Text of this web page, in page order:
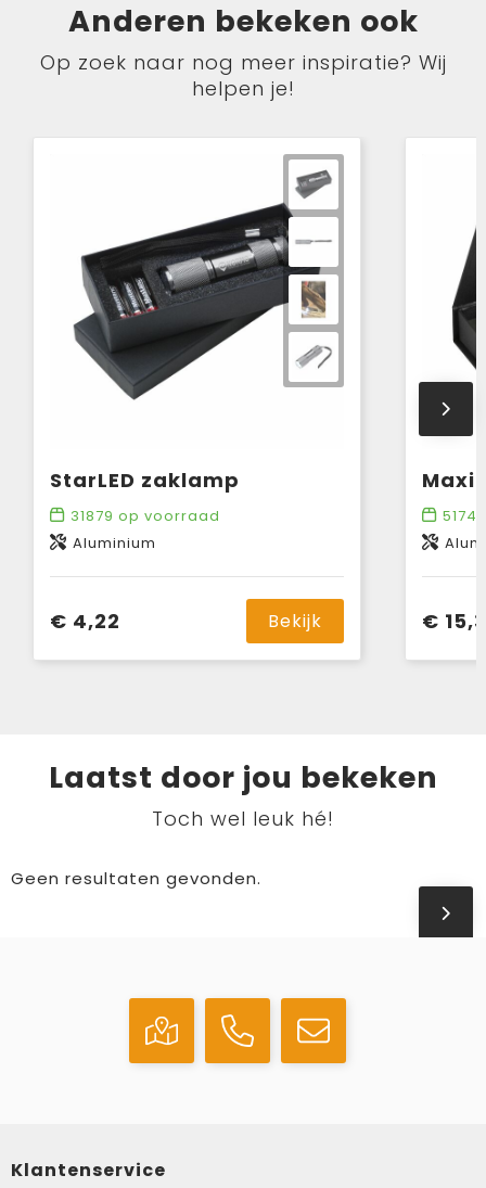
Anderen bekeken ook
Op zoek naar nog meer inspiratie? Wij
helpen je!
StarLED zaklamp
31879 op voorraad
Aluminium
€ 4,22 Bekijk
5174
€
Laatst door jou bekeken
Toch wel leuk hé!
Geen resultaten gevonden.
Klantenservice